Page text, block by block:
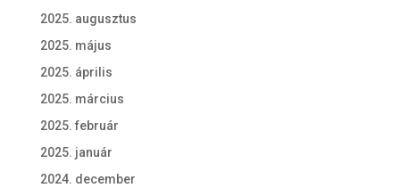
2025. augusztus
2025. május
2025. április
2025. március
2025. február
2025. január
2024. december